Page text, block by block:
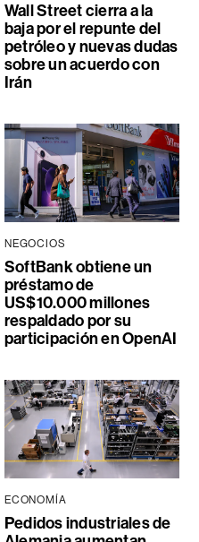
Wall Street cierra a la
baja por el repunte del
petróleo y nuevas dudas
sobre un acuerdo con
Irán
NEGOCIOS
SoftBank obtiene un
préstamo de
US$10.000 millones
respaldado por su
participación en OpenAI
ECONOMÍA
Pedidos industriales de